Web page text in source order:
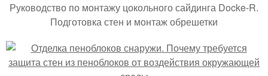
Руководство по монтажу цокольного сайдинга Docke-R.
Подготовка стен и монтаж обрешетки